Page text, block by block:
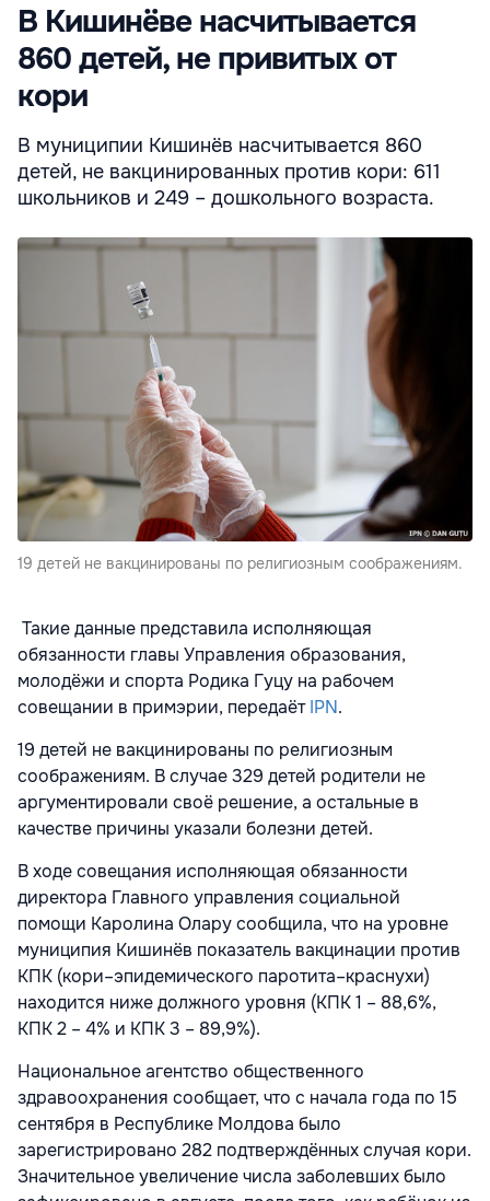
В Кишинёве насчитывается
860 детей, не привитых от
кори
В муниципии Кишинёв насчитывается 860
детей, не вакцинированных против кори: 611
школьников и 249 – дошкольного возраста.
19 детей не вакцинированы по религиозным соображениям.
Такие данные представила исполняющая
обязанности главы Управления образования,
молодёжи и спорта Родика Гуцу на рабочем
совещании в примэрии, передаётIPN.
19 детей не вакцинированы по религиозным
соображениям. В случае 329 детей родители не
аргументировали своё решение, а остальные в
качестве причины указали болезни детей.
В ходе совещания исполняющая обязанности
директора Главного управления социальной
помощи Каролина Олару сообщила, что на уровне
муниципия Кишинёв показатель вакцинации против
КПК (кори–эпидемического паротита–краснухи)
находится ниже должного уровня (КПК 1 – 88,6%,
КПК 2 – 4% и КПК 3 – 89,9%).
Национальное агентство общественного
здравоохранения сообщает, что с начала года по 15
сентября в Республике Молдова было
зарегистрировано 282 подтверждённых случая кори.
Значительное увеличение числа заболевших было